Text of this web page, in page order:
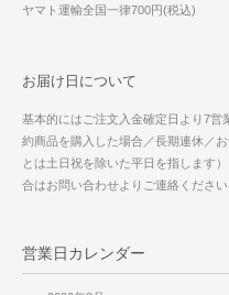
ヤマト運輸全国一律700円(税込)
お届け日について
基本的にはご注文入金確定日より7
約商品を購入した場合／長期連休／
とは土日祝を除いた平日を指します
合はお問い合わせよりご連絡ください
営業日カレンダー